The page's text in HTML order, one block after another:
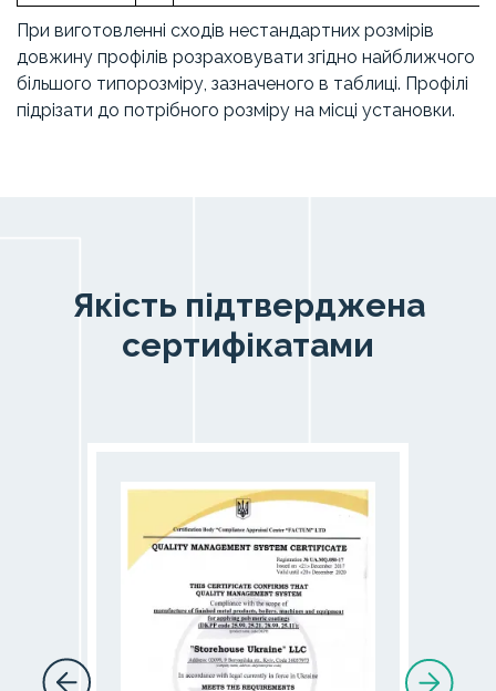
При виготовленні сходів нестандартних розмірів
довжину профілів розраховувати згідно найближчого
більшого типорозміру, зазначеного в таблиці. Профілі
підрізати до потрібного розміру на місці установки.
Якість підтверджена
сертифікатами